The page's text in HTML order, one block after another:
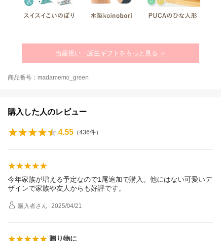
出産祝い・誕生ギフトをもっと見る ＞
商品番号：madamemo_green
購入した人のレビュー
4.55 （436件）
今年家族が増える予定なので1尾追加で購入。他にはない可愛いデ
ザインで家族や友人からも好評です。
購入者さん 2025/04/21
贈り物に